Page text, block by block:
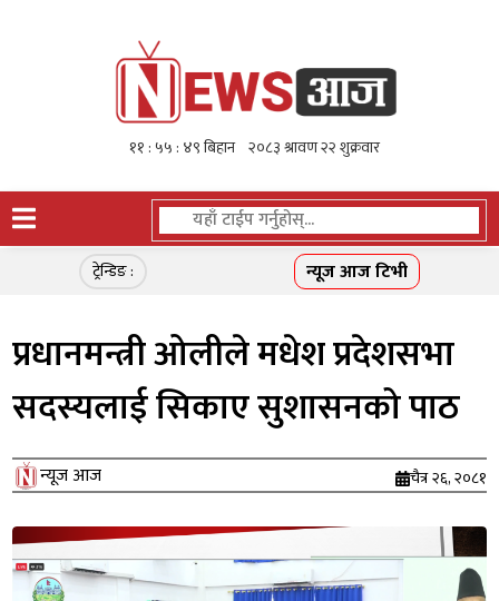
ट्रेन्डिङ : न्यूज आज टिभी
प्रधानमन्त्री ओलीले मधेश प्रदेशसभा
सदस्यलाई सिकाए सुशासनको पाठ
न्यूज आज चैत्र २६, २०८१